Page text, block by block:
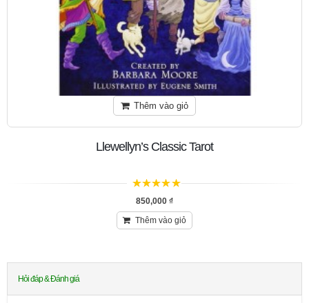
Thêm vào giỏ
Llewellyn’s Classic Tarot
850,000 ₫
Thêm vào giỏ
Hỏi đáp & Đánh giá